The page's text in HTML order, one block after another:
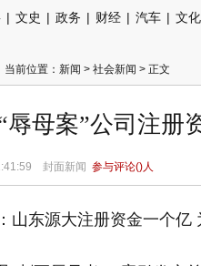
| 文史 | 政务 | 财经 | 汽车 | 文化
当前位置： 新闻 > 社会新闻 > 正文
辱母案”公司注册
封面新闻 参与评论()人
山东源大注册资金一个亿